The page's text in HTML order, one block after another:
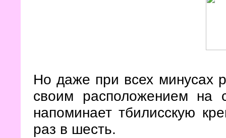
Но даже при всех минусах
своим расположением на
напоминает тбилисскую
раз в шесть.